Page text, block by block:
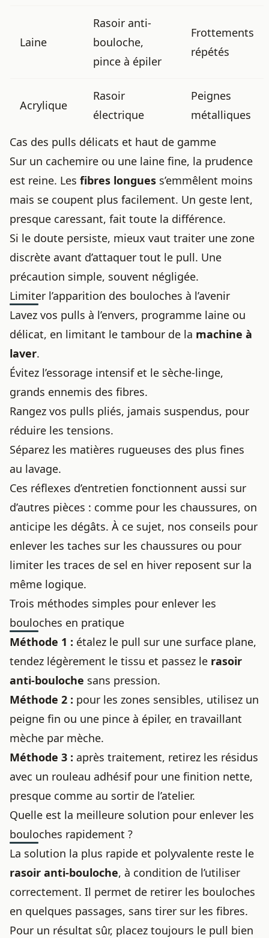
Laine
Rasoir anti-
bouloche,
pince à épiler
Frottements
répétés
Acrylique
Rasoir
électrique
Peignes
métalliques
Cas des pulls délicats et haut de gamme
Sur un cachemire ou une laine fine, la prudence
est reine. Les fibres longues s’emmêlent moins
mais se coupent plus facilement. Un geste lent,
presque caressant, fait toute la différence.
Si le doute persiste, mieux vaut traiter une zone
discrète avant d’attaquer tout le pull. Une
précaution simple, souvent négligée.
Limiter l’apparition des bouloches à l’avenir
Lavez vos pulls à l’envers, programme laine ou
délicat, en limitant le tambour de la machine à
laver.
Évitez l’essorage intensif et le sèche-linge,
grands ennemis des fibres.
Rangez vos pulls pliés, jamais suspendus, pour
réduire les tensions.
Séparez les matières rugueuses des plus fines
au lavage.
Ces réflexes d’entretien fonctionnent aussi sur
d’autres pièces : comme pour les chaussures, on
anticipe les dégâts. À ce sujet, nos conseils pour
enlever les taches sur les chaussures ou pour
limiter les traces de sel en hiver reposent sur la
même logique.
Trois méthodes simples pour enlever les
bouloches en pratique
Méthode 1 : étalez le pull sur une surface plane,
tendez légèrement le tissu et passez le rasoir
anti-bouloche sans pression.
Méthode 2 : pour les zones sensibles, utilisez un
peigne fin ou une pince à épiler, en travaillant
mèche par mèche.
Méthode 3 : après traitement, retirez les résidus
avec un rouleau adhésif pour une finition nette,
presque comme au sortir de l’atelier.
Quelle est la meilleure solution pour enlever les
bouloches rapidement ?
La solution la plus rapide et polyvalente reste le
rasoir anti-bouloche, à condition de l’utiliser
correctement. Il permet de retirer les bouloches
en quelques passages, sans tirer sur les fibres.
Pour un résultat sûr, placez toujours le pull bien